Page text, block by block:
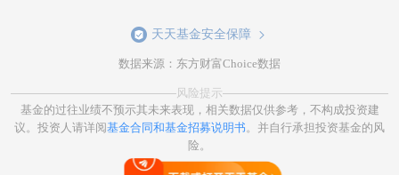
天天基金安全保障
数据来源：东方财富Choice数据
风险提示
基金的过往业绩不预示其未来表现，相关数据仅供参考，不构成投资建
议。投资人请详阅基金合同和基金招募说明书。并自行承担投资基金的风
险。